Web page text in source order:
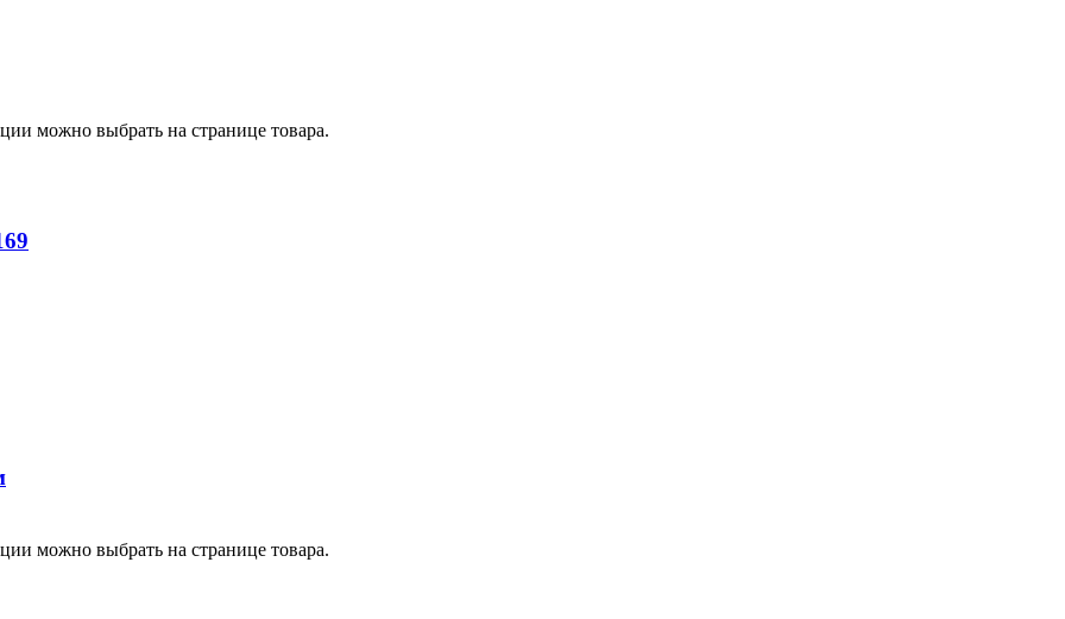
можно выбрать на странице товара.
можно выбрать на странице товара.